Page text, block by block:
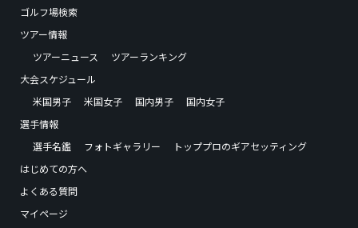
ゴルフ場検索
ツアー情報
ツアーニュース
ツアーランキング
大会スケジュール
米国男子
米国女子 国内男子
国内女子
選手情報
選手名鑑
フォトギャラリー
トッププロのギアセッティング
はじめての方へ
よくある質問
マイページ